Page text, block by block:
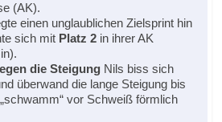
(AK).
einen unglaublichen Zielsprint hin
sich mit Platz 2 in ihrer AK
die Steigung Nils biss sich
überwand die lange Steigung bis
vor Schweiß förmlich